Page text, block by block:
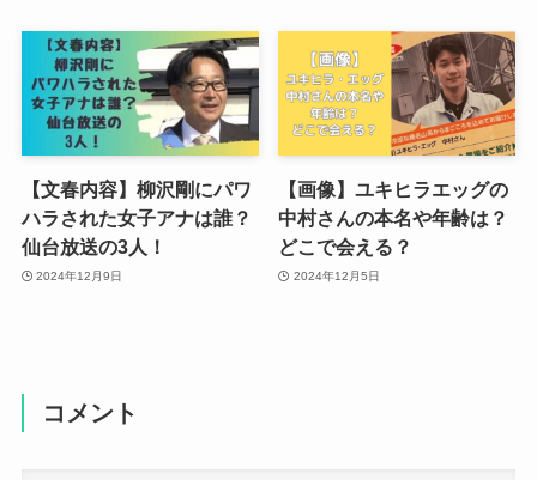
【文春内容】柳沢剛にパワ
ハラされた女子アナは誰？
仙台放送の3人！
2024年12月9日
【画像】ユキヒラエッグの
中村さんの本名や年齢は？
どこで会える？
2024年12月5日
コメント